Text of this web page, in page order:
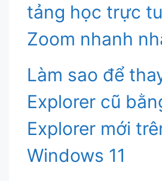
tảng học trực
Zoom nhanh
Làm sao để
Explorer cũ
Explorer mới
Windows 11